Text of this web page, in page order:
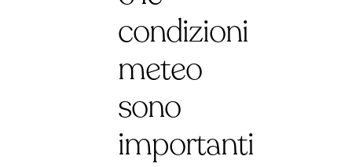
condizioni
meteo
sono
importanti